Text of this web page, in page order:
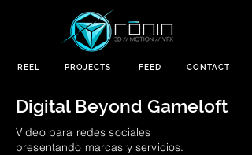
REEL PROJECTS FEED CONTACT
Digital Beyond Gameloft
Video para redes sociales
presentando marcas y servicios.